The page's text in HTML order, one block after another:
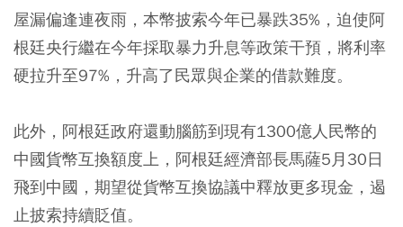
屋漏偏逢連夜雨，本幣披索今年已暴跌35%，迫使阿
根廷央行繼在今年採取暴力升息等政策干預，將利率
硬拉升至97%，升高了民眾與企業的借款難度。
此外，阿根廷政府還動腦筋到現有1300億人民幣的
中國貨幣互換額度上，阿根廷經濟部長馬薩5月30日
飛到中國，期望從貨幣互換協議中釋放更多現金，遏
止披索持續貶值。